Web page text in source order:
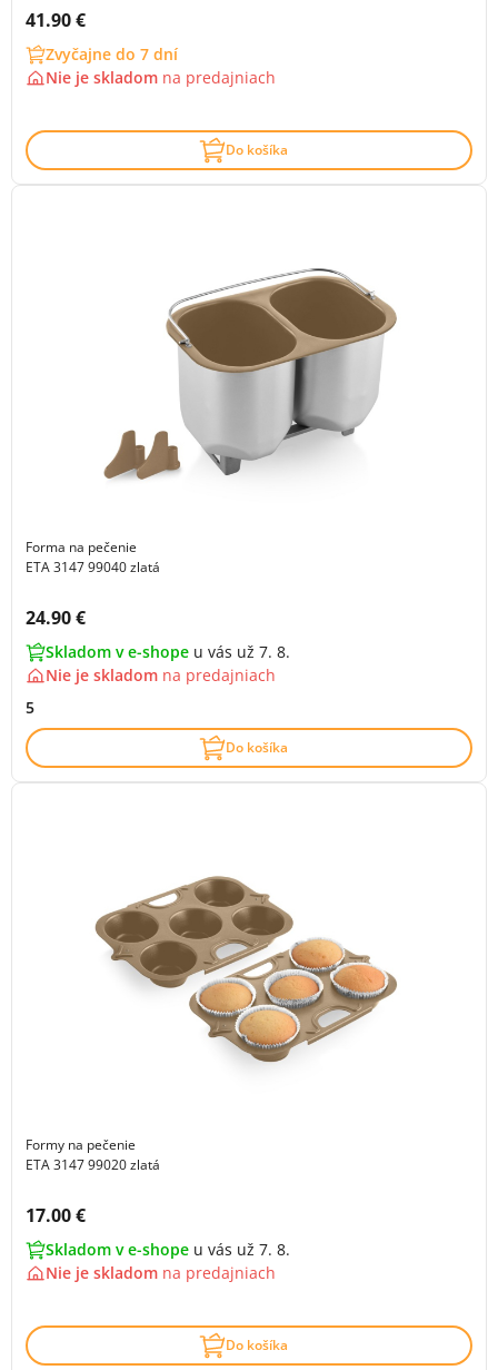
Cena s DPH:
41.90 €
Zvyčajne do 7 dní
Nie je skladom na predajniach
Do košíka
Forma na pečenie
ETA 3147 99040 zlatá
Cena s DPH:
24.90 €
Skladom v e-shope u vás už 7. 8.
Nie je skladom na predajniach
5
Do košíka
Formy na pečenie
ETA 3147 99020 zlatá
Cena s DPH:
17.00 €
Skladom v e-shope u vás už 7. 8.
Nie je skladom na predajniach
Do košíka